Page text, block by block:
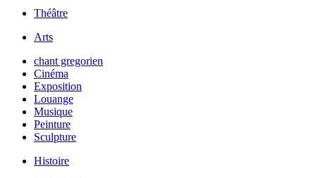
Théâtre
Arts
chant gregorien
Cinéma
Exposition
Louange
Musique
Peinture
Sculpture
Histoire